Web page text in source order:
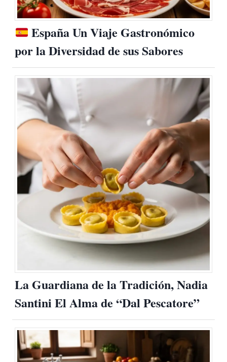
España Un Viaje Gastronómico
por la Diversidad de sus Sabores
La Guardiana de la Tradición, Nadia
Santini El Alma de “Dal Pescatore”